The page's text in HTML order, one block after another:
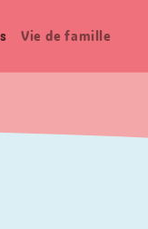
Vie de famille